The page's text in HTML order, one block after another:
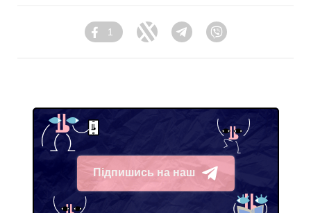
Facebook
1
Twitter TelegramViber
Підпишись на наш
Telegram